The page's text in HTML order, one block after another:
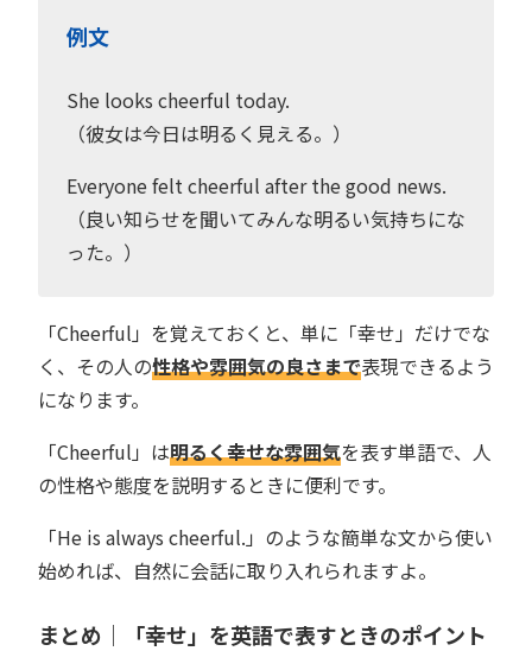
例文
She looks cheerful today.
（彼女は今日は明るく見える。）
Everyone felt cheerful after the good news.
（良い知らせを聞いてみんな明るい気持ちにな
った。）
「Cheerful」を覚えておくと、単に「幸せ」だけでな
く、その人の性格や雰囲気の良さまで表現できるよう
になります。
「Cheerful」は明るく幸せな雰囲気を表す単語で、人
の性格や態度を説明するときに便利です。
「He is always cheerful.」のような簡単な文から使い
始めれば、自然に会話に取り入れられますよ。
まとめ｜「幸せ」を英語で表すときのポイント